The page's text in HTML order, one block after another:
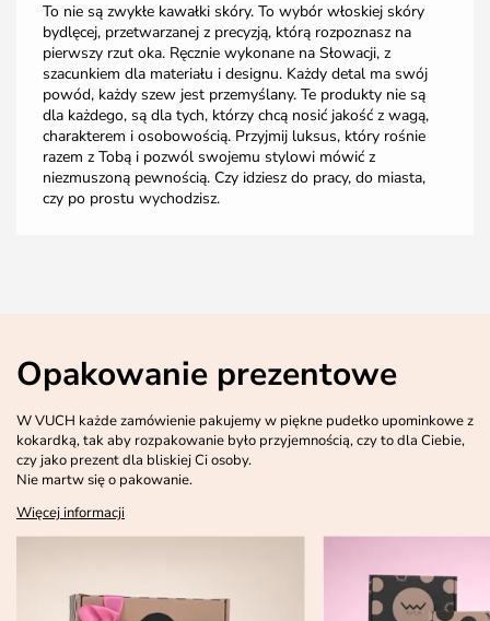
To nie są zwykłe kawałki skóry. To wybór włoskiej skóry
bydlęcej, przetwarzanej z precyzją, którą rozpoznasz na
pierwszy rzut oka. Ręcznie wykonane na Słowacji, z
szacunkiem dla materiału i designu. Każdy detal ma swój
powód, każdy szew jest przemyślany. Te produkty nie są
dla każdego, są dla tych, którzy chcą nosić jakość z wagą,
charakterem i osobowością. Przyjmij luksus, który rośnie
razem z Tobą i pozwól swojemu stylowi mówić z
niezmuszoną pewnością. Czy idziesz do pracy, do miasta,
czy po prostu wychodzisz.
Opakowanie prezentowe
W VUCH każde zamówienie pakujemy w piękne pudełko upominkowe z
kokardką, tak aby rozpakowanie było przyjemnością, czy to dla Ciebie,
czy jako prezent dla bliskiej Ci osoby.
Nie martw się o pakowanie.
Więcej informacji